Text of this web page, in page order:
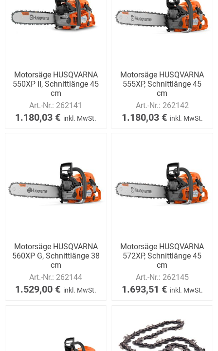
Motorsäge HUSQVARNA
550XP II, Schnittlänge 45
cm
Art.-Nr.: 262141
1.180,03 € inkl. MwSt.
Motorsäge HUSQVARNA
555XP, Schnittlänge 45
cm
Art.-Nr.: 262142
1.180,03 € inkl. MwSt.
Motorsäge HUSQVARNA
560XP G, Schnittlänge 38
cm
Art.-Nr.: 262144
1.529,00 € inkl. MwSt.
Motorsäge HUSQVARNA
572XP, Schnittlänge 45
cm
Art.-Nr.: 262145
1.693,51 € inkl. MwSt.